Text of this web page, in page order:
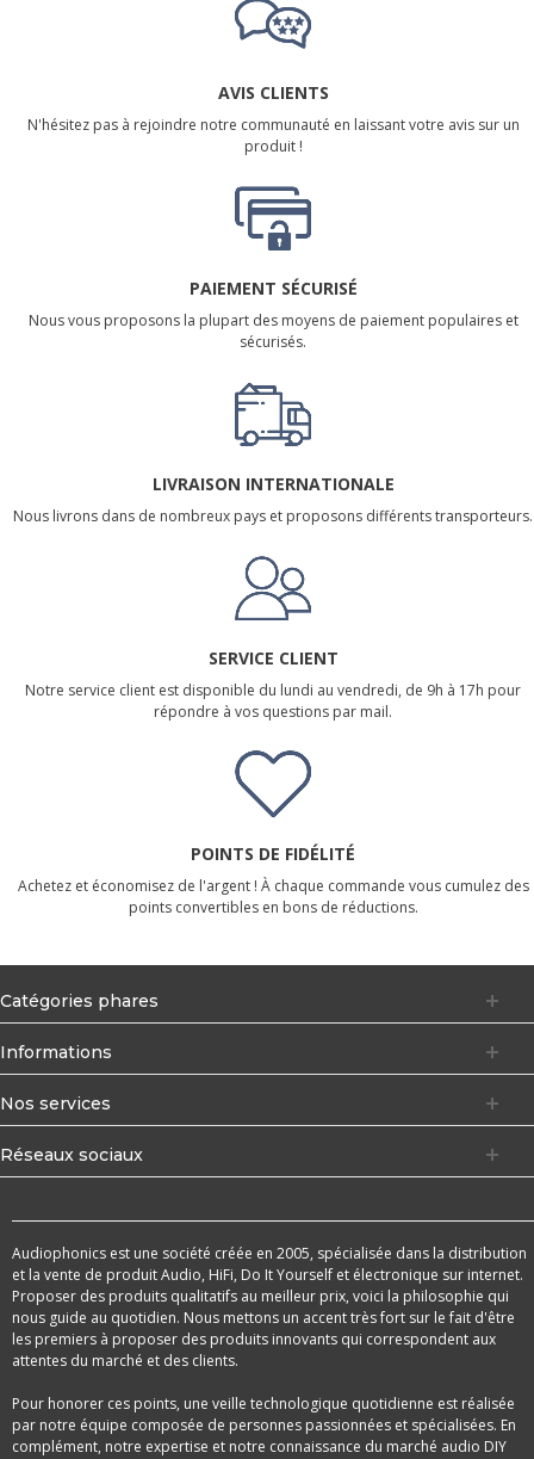
AVIS CLIENTS
N'hésitez pas à rejoindre notre communauté en laissant votre avis sur un
produit !
PAIEMENT SÉCURISÉ
Nous vous proposons la plupart des moyens de paiement populaires et
sécurisés.
LIVRAISON INTERNATIONALE
Nous livrons dans de nombreux pays et proposons différents transporteurs.
SERVICE CLIENT
Notre service client est disponible du lundi au vendredi, de 9h à 17h pour
répondre à vos questions par mail.
POINTS DE FIDÉLITÉ
Achetez et économisez de l'argent ! À chaque commande vous cumulez des
points convertibles en bons de réductions.
Catégories phares
Informations
Nos services
Réseaux sociaux
Audiophonics est une société créée en 2005, spécialisée dans la distribution
et la vente de produit Audio, HiFi, Do It Yourself et électronique sur internet.
Proposer des produits qualitatifs au meilleur prix, voici la philosophie qui
nous guide au quotidien. Nous mettons un accent très fort sur le fait d'être
les premiers à proposer des produits innovants qui correspondent aux
attentes du marché et des clients.
Pour honorer ces points, une veille technologique quotidienne est réalisée
par notre équipe composée de personnes passionnées et spécialisées. En
complément, notre expertise et notre connaissance du marché audio DIY